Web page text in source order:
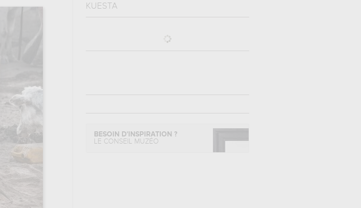
KUESTA
BESOIN D'INSPIRATION ?
LE CONSEIL MUZÉO